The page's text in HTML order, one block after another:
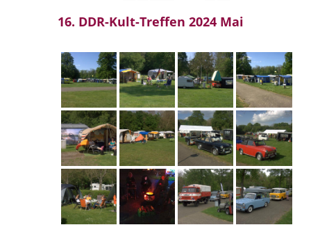
16. DDR-Kult-Treffen 2024 Mai